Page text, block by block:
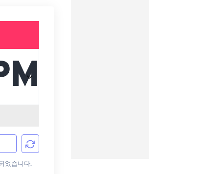
었습니다.